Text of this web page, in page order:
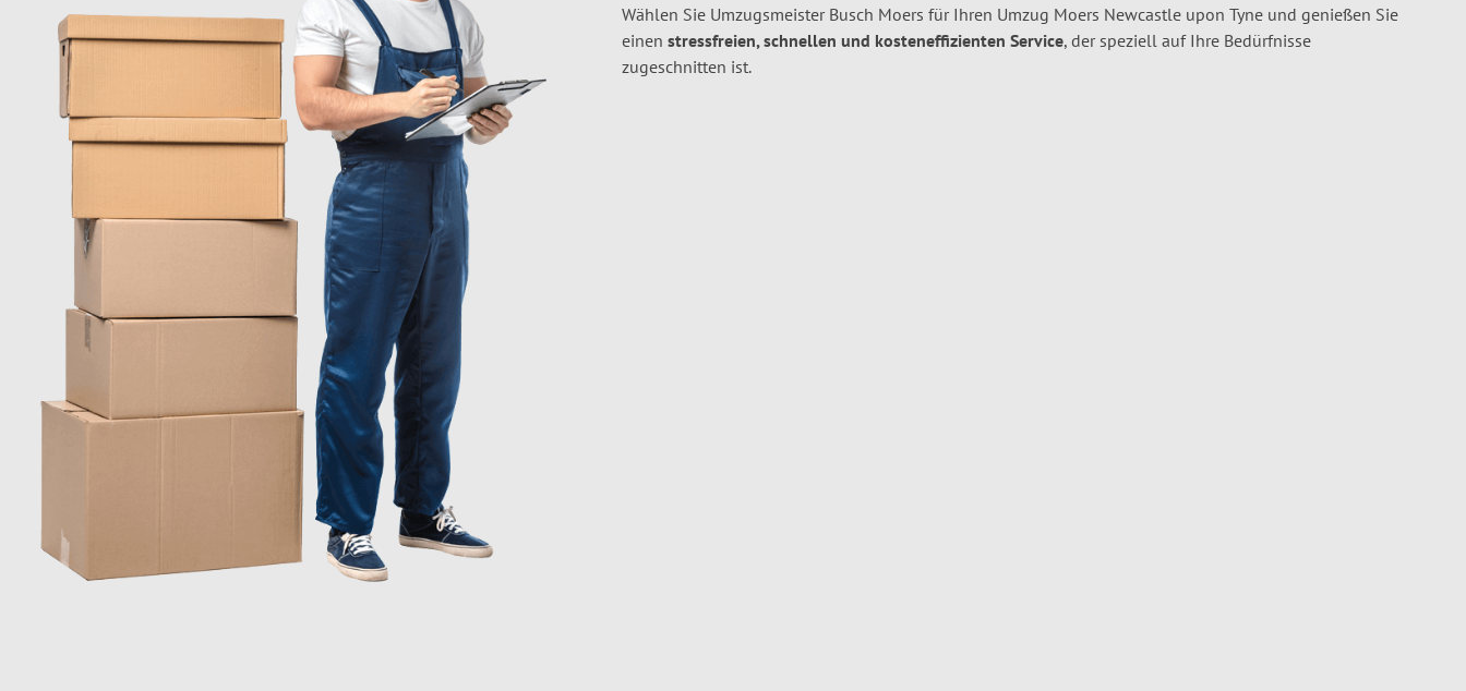
Wählen Sie Umzugsmeister Busch Moers für Ihren Umzug Moers Newcastle upon Tyne und genießen Sie
einen stressfreien, schnellen und kosteneffizienten Service, der speziell auf Ihre Bedürfnisse
zugeschnitten ist.